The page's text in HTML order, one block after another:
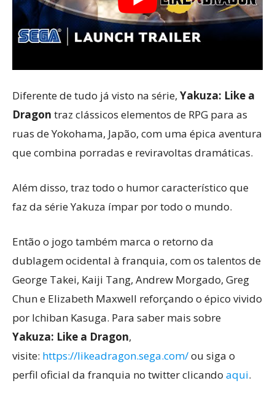
Diferente de tudo já visto na série, Yakuza: Like a
Dragon traz clássicos elementos de RPG para as
ruas de Yokohama, Japão, com uma épica aventura
que combina porradas e reviravoltas dramáticas.
Além disso, traz todo o humor característico que
faz da série Yakuza ímpar por todo o mundo.
Então o jogo também marca o retorno da
dublagem ocidental à franquia, com os talentos de
George Takei, Kaiji Tang, Andrew Morgado, Greg
Chun e Elizabeth Maxwell reforçando o épico vivido
por Ichiban Kasuga. Para saber mais sobre
Yakuza: Like a Dragon,
visite: https://likeadragon.sega.com/ou siga o
perfil oficial da franquia no twitter clicando aqui.